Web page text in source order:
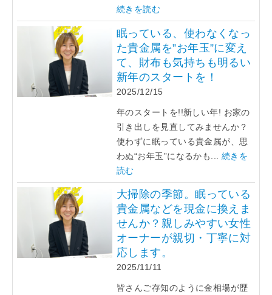
続きを読む
眠っている、使わなくなっ
た貴金属を”お年玉”に変え
て、財布も気持ちも明るい
新年のスタートを！
2025/12/15
年のスタートを!!新しい年! お家の
引き出しを見直してみませんか？
使わずに眠っている貴金属が、思
わぬ“お年玉”になるかも... 続きを
読む
大掃除の季節。眠っている
貴金属などを現金に換えま
せんか？親しみやすい女性
オーナーが親切・丁寧に対
応します。
2025/11/11
皆さんご存知のように金相場が歴